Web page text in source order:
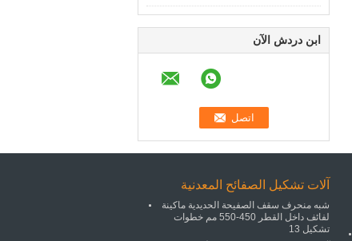
ابن دردش الآن
آلات تشكيل الصفائح المعدنية
شبه منحرف سقف الصفيحة الحديدية ماكينة
لفائف داخل القطر 450-550 مم خطوات
تشكيل 13